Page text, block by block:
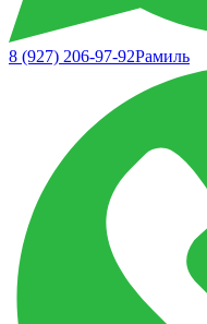
8 (927) 206-97-92Рамиль